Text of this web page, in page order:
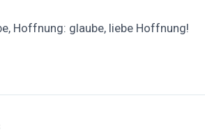
Hoffnung: glaube, liebe Hoffnung!